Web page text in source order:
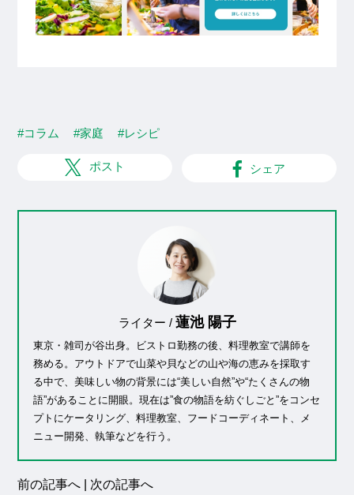
#コラム #家庭 #レシピ
ポスト シェア
ライター / 蓮池 陽子
東京・雑司が谷出身。ビストロ勤務の後、料理教室で講師を
務める。アウトドアで山菜や貝などの山や海の恵みを採取す
る中で、美味しい物の背景には“美しい自然”や“たくさんの物
語”があることに開眼。現在は”食の物語を紡ぐしごと”をコンセ
プトにケータリング、料理教室、フードコーディネート、メ
ニュー開発、執筆などを行う。
前の記事へ 次の記事へ